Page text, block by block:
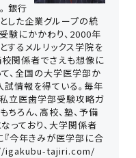
銀行
した企業グループの統
験にかかわり、2000年
するメルリックス学院を
校関係者でさえも想像に
、全国の大学医学部か
情報を得ている。毎年
私立医歯学部受験攻略ガ
ちろん、高校、塾、予備
っており、大学関係者
『今年きみが医学部に合
igakubu-tajiri.com/